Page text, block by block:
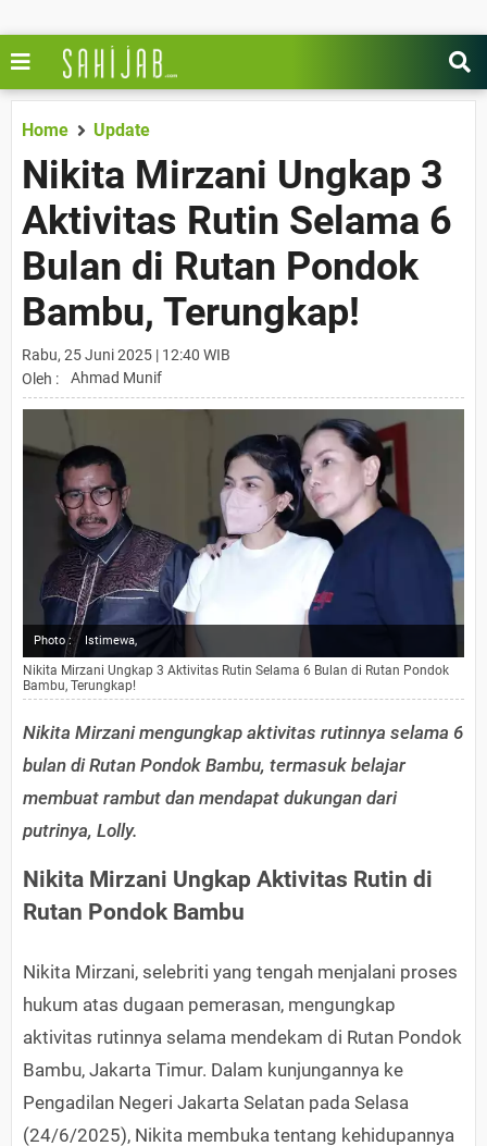
Home Update
Nikita Mirzani Ungkap 3
Aktivitas Rutin Selama 6
Bulan di Rutan Pondok
Bambu, Terungkap!
Rabu, 25 Juni 2025 | 12:40 WIB
Oleh :
Ahmad Munif
Photo : Istimewa,
Nikita Mirzani Ungkap 3 Aktivitas Rutin Selama 6 Bulan di Rutan Pondok
Bambu, Terungkap!
Nikita Mirzani mengungkap aktivitas rutinnya selama 6
bulan di Rutan Pondok Bambu, termasuk belajar
membuat rambut dan mendapat dukungan dari
putrinya, Lolly.
Nikita Mirzani Ungkap Aktivitas Rutin di
Rutan Pondok Bambu
Nikita Mirzani, selebriti yang tengah menjalani proses
hukum atas dugaan pemerasan, mengungkap
aktivitas rutinnya selama mendekam di Rutan Pondok
Bambu, Jakarta Timur. Dalam kunjungannya ke
Pengadilan Negeri Jakarta Selatan pada Selasa
(24/6/2025), Nikita membuka tentang kehidupannya